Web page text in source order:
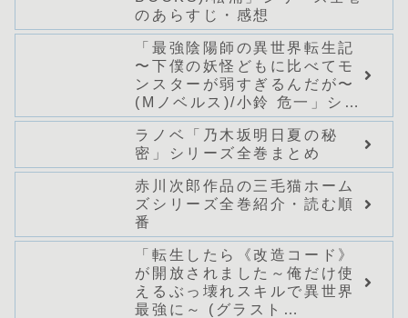
のあらすじ・感想
「最強陰陽師の異世界転生記
〜下僕の妖怪どもに比べてモ
ンスターが弱すぎるんだが〜
(Mノベルス)/小鈴 危一」シリ
ーズ全巻のあらすじ・感想
ラノベ「乃木坂明日夏の秘
密」シリーズ全巻まとめ
赤川次郎作品の三毛猫ホーム
ズシリーズ全巻紹介・読む順
番
「転生したら《改造コード》
が開放されました～俺だけ使
えるぶっ壊れスキルで異世界
最強に～ (グラスト